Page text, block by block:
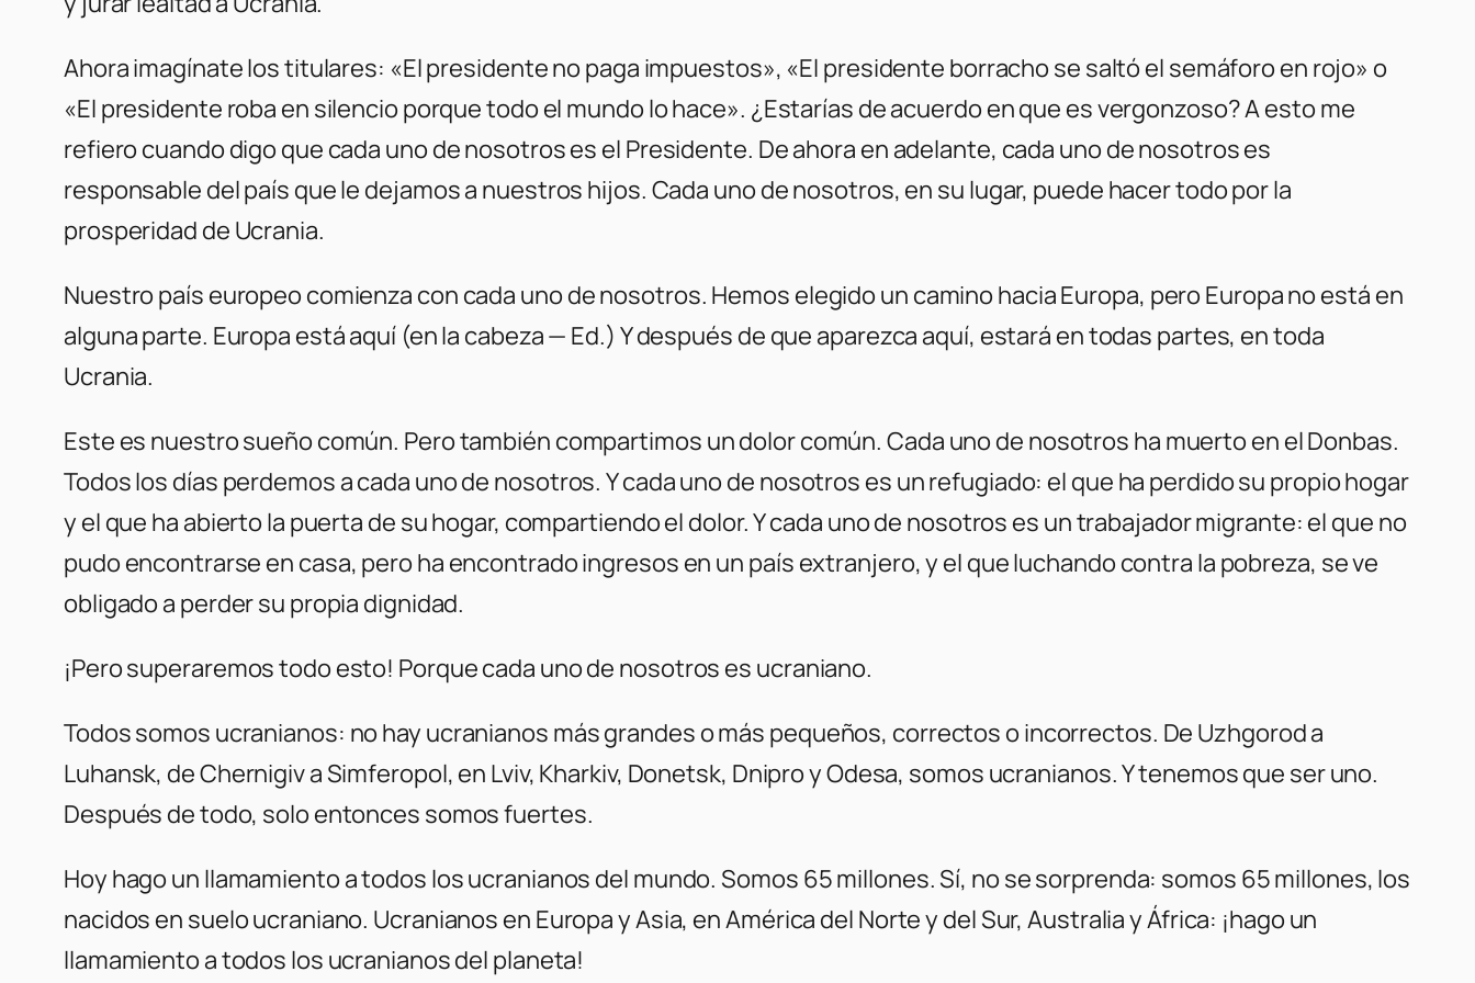
Ahora imagínate los titulares: «El presidente no paga impuestos», «El presidente borracho se saltó el semáforo en rojo» o
«El presidente roba en silencio porque todo el mundo lo hace». ¿Estarías de acuerdo en que es vergonzoso? A esto me
refiero cuando digo que cada uno de nosotros es el Presidente. De ahora en adelante, cada uno de nosotros es
responsable del país que le dejamos a nuestros hijos. Cada uno de nosotros, en su lugar, puede hacer todo por la
prosperidad de Ucrania.
Nuestro país europeo comienza con cada uno de nosotros. Hemos elegido un camino hacia Europa, pero Europa no está en
alguna parte. Europa está aquí (en la cabeza — Ed.) Y después de que aparezca aquí, estará en todas partes, en toda
Ucrania.
Este es nuestro sueño común. Pero también compartimos un dolor común. Cada uno de nosotros ha muerto en el Donbas.
Todos los días perdemos a cada uno de nosotros. Y cada uno de nosotros es un refugiado: el que ha perdido su propio hogar
y el que ha abierto la puerta de su hogar, compartiendo el dolor. Y cada uno de nosotros es un trabajador migrante: el que no
pudo encontrarse en casa, pero ha encontrado ingresos en un país extranjero, y el que luchando contra la pobreza, se ve
obligado a perder su propia dignidad.
¡Pero superaremos todo esto! Porque cada uno de nosotros es ucraniano.
Todos somos ucranianos: no hay ucranianos más grandes o más pequeños, correctos o incorrectos. De Uzhgorod a
Luhansk, de Chernigiv a Simferopol, en Lviv, Kharkiv, Donetsk, Dnipro y Odesa, somos ucranianos. Y tenemos que ser uno.
Después de todo, solo entonces somos fuertes.
Hoy hago un llamamiento a todos los ucranianos del mundo. Somos 65 millones. Sí, no se sorprenda: somos 65 millones, los
nacidos en suelo ucraniano. Ucranianos en Europa y Asia, en América del Norte y del Sur, Australia y África: ¡hago un
llamamiento a todos los ucranianos del planeta!